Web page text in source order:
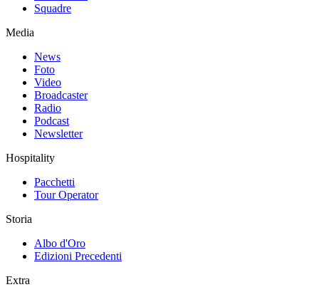
Squadre
Media
News
Foto
Video
Broadcaster
Radio
Podcast
Newsletter
Hospitality
Pacchetti
Tour Operator
Storia
Albo d'Oro
Edizioni Precedenti
Extra